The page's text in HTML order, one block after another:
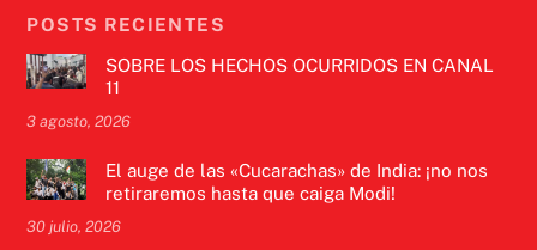
POSTS RECIENTES
SOBRE LOS HECHOS OCURRIDOS EN CANAL
11
3 agosto, 2026
El auge de las «Cucarachas» de India: ¡no nos
retiraremos hasta que caiga Modi!
30 julio, 2026